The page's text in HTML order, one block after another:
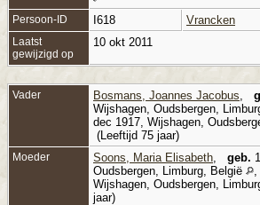
Persoon-ID I618 Vrancken
Laatst
gewijzigd op
10 okt 2011
Vader Bosmans, Joannes Jacobus
Wijshagen, Oudsbergen,
dec 1917, Wijshagen,
(Leeftijd 75 jaar)
Moeder Soons, Maria Elisabeth geb.
Oudsbergen, Limburg, België
Wijshagen, Oudsbergen,
jaar)